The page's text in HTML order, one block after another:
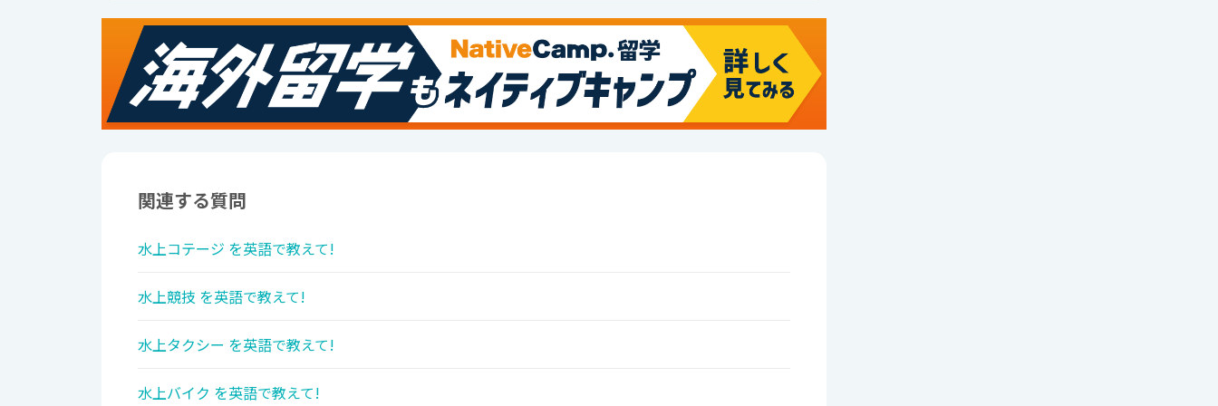
関連する質問
水上コテージ を英語で教えて!
水上競技 を英語で教えて!
水上タクシー を英語で教えて!
水上バイク を英語で教えて!